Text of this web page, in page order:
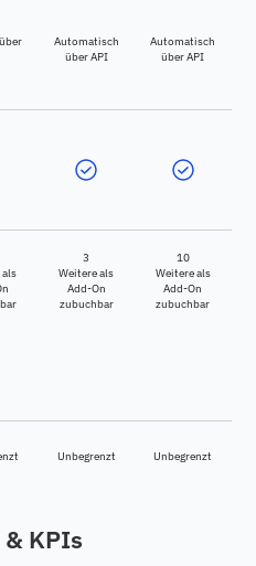
Automatisch
über API
Automatisch
über API
als
3
Weitere als
Add-On
zubuchbar
10
Weitere als
Add-On
zubuchbar
Unbegrenzt Unbegrenzt
KPIs